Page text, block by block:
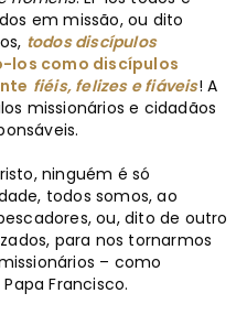
em missão, ou dito
todos discípulos
los como discípulos
fiéis, felizes e fiáveis! A
missionários e cidadãos
ninguém é só
todos somos, ao
ou, dito de outro
para nos tornarmos
– como
Francisco.